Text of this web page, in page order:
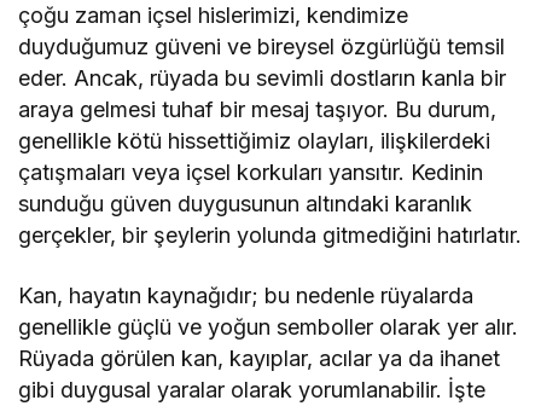
çoğu zaman içsel hislerimizi, kendimize
duyduğumuz güveni ve bireysel özgürlüğü temsil
eder. Ancak, rüyada bu sevimli dostların kanla bir
araya gelmesi tuhaf bir mesaj taşıyor. Bu durum,
genellikle kötü hissettiğimiz olayları, ilişkilerdeki
çatışmaları veya içsel korkuları yansıtır. Kedinin
sunduğu güven duygusunun altındaki karanlık
gerçekler, bir şeylerin yolunda gitmediğini hatırlatır.
Kan, hayatın kaynağıdır; bu nedenle rüyalarda
genellikle güçlü ve yoğun semboller olarak yer alır.
Rüyada görülen kan, kayıplar, acılar ya da ihanet
gibi duygusal yaralar olarak yorumlanabilir. İşte